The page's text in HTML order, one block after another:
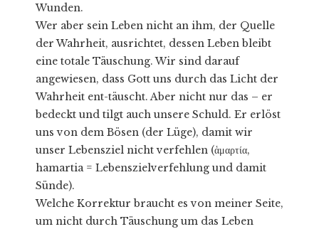
Wunden.
Wer aber sein Leben nicht an ihm, der Quelle
der Wahrheit, ausrichtet, dessen Leben bleibt
eine totale Täuschung. Wir sind darauf
angewiesen, dass Gott uns durch das Licht der
Wahrheit ent-täuscht. Aber nicht nur das – er
bedeckt und tilgt auch unsere Schuld. Er erlöst
uns von dem Bösen (der Lüge), damit wir
unser Lebensziel nicht verfehlen (ἁμαρτία,
hamartia = Lebenszielverfehlung und damit
Sünde).
Welche Korrektur braucht es von meiner Seite,
um nicht durch Täuschung um das Leben